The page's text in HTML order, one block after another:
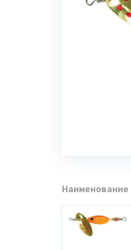
Наименование